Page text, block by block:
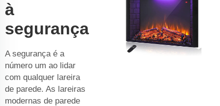
à
segurança
A segurança é a
número um ao lidar
com qualquer lareira
de parede. As lareiras
modernas de parede